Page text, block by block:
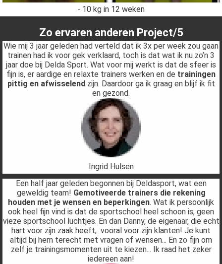
- 10 kg in 12 weken
Zo ervaren anderen Project/5
Wie mij 3 jaar geleden had verteld dat ik 3x per week zou gaan
trainen had ik voor gek verklaard, toch is dat wat ik nu zo’n 3
jaar doe bij Delda Sport. Wat voor mij werkt is dat de sfeer is
fijn is, er aardige en relaxte trainers werken en de trainingen
pittig en afwisselendzijn. Daardoor ga ik graag en blijf ik fit
en gezond.
Ingrid Hulsen
Een half jaar geleden begonnen bij Deldasport, wat een
geweldig team! Gemotiveerde trainers die rekening
houden met je wensen en beperkingen. Wat ik persoonlijk
ook heel fijn vind is dat de sportschool heel schoon is, geen
vieze sportschool luchtjes. En dan Danny, de eigenaar, die echt
hart voor zijn zaak heeft, vooral voor zijn klanten! Je kunt
altijd bij hem terecht met vragen of wensen... En zo fijn om
zelf je trainingsmomenten uit te kiezen... Ik raad het zeker
iedereen aan!